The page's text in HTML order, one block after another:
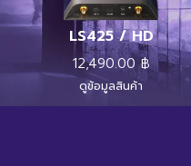
LS425 / HD
12,490.00 ฿
ดูข้อมูลสินค้า